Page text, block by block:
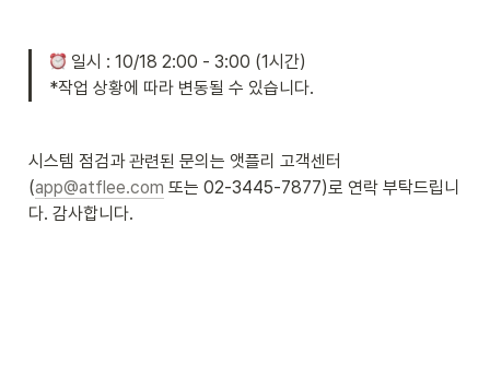
일시 : 10/18 2:00 - 3:00 (1시간)
*작업 상황에 따라 변동될 수 있습니다.
시스템 점검과 관련된 문의는 앳플리 고객센터
(app@atflee.com 또는 02-3445-7877)로 연락 부탁드립니
다. 감사합니다.